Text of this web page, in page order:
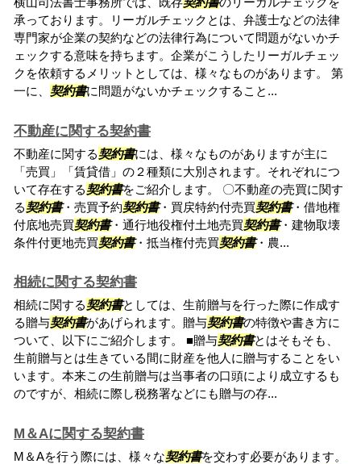
承っております。リーガルチェックとは、弁護士などの法律
専門家が企業の契約などの法律行為について問題がないかチ
ェックする意味を持ちます。企業がこうしたリーガルチェッ
クを依頼するメリットとしては、様々なものがあります。 第
一に、 契約書に問題がないかチェックすること...
不動産に関する契約書
不動産に関する契約書には、様々なものがありますが主に
「売買」「賃貸借」の２種類に大別されます。それぞれにつ
いて存在する契約書をご紹介します。 〇不動産の売買に関す
る契約書・売買予約契約書・買戻特約付売買契約書・借地権
付底地売買契約書・通行地役権付土地売買契約書・建物取壊
条件付更地売買契約書・抵当権付売買契約書・農...
相続に関する契約書
相続に関する契約書としては、生前贈与を行った際に作成す
る贈与契約書があげられます。贈与契約書の特徴や書き方に
ついて、以下にご紹介します。 ■贈与契約書とはそもそも、
生前贈与とは生きている間に財産を他人に贈与することをい
います。本来この生前贈与は当事者の口頭により成立するも
のですが、相続に際し税務署などにも贈与の存...
M＆Aに関する契約書
M＆Aを行う際には、様々な契約書を交わす必要があります。